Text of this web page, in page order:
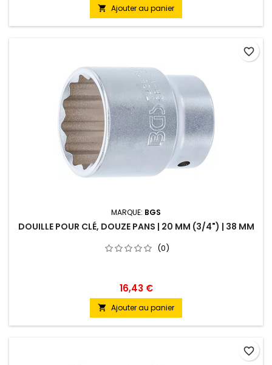
 Ajouter au panier
MARQUE: BGS
DOUILLE POUR CLÉ, DOUZE PANS | 20 MM (3/4") | 38 MM
(0)
16,43 €
 Ajouter au panier
favorite_border
favorite_border